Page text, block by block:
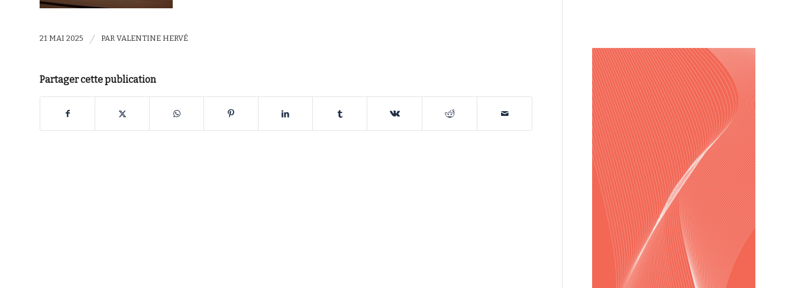
21 MAI 2025 / PAR VALENTINE HERVÉ
Partager cette publication